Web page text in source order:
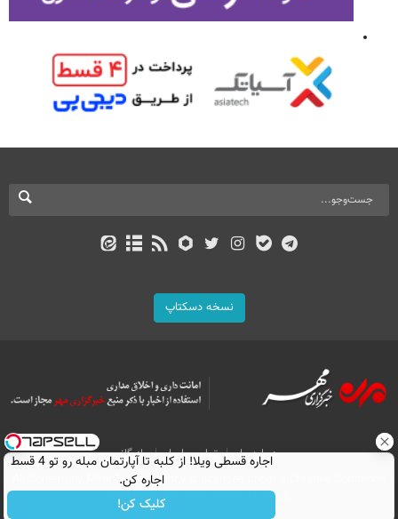
نسخه دسکتاپ
درباره ما تماس با ما
بازرگانی
All Content by Mehr News Agency is licensed under a Creative Commons
Attribution 4.0 International License.
اجاره‌ قسطی ویلا! از کلبه تا آپارتمان مبله رو تو 4 قسط
اجاره کن.
کلیک کن!